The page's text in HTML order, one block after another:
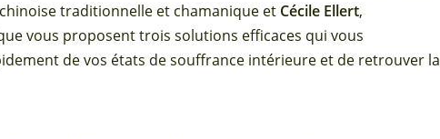
traditionnelle et chamanique et Cécile Ellert,
vous proposent trois solutions efficaces qui vous
de vos états de souffrance intérieure et de retrouver la